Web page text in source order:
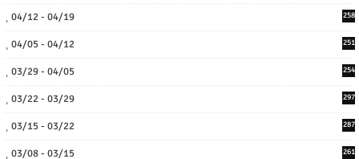
04/12 - 04/19 258
04/05 - 04/12 251
03/29 - 04/05 254
03/22 - 03/29 297
03/15 - 03/22 287
03/08 - 03/15 261